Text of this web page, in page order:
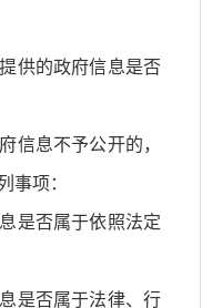
供的政府信息是否
息不予公开的，
事项：
是否属于依照法定
是否属于法律、行